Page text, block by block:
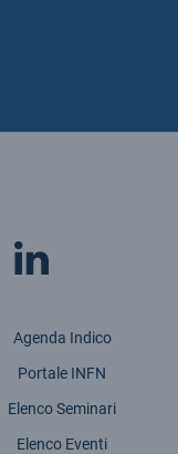
Agenda Indico
Portale INFN
Elenco Seminari
Elenco Eventi